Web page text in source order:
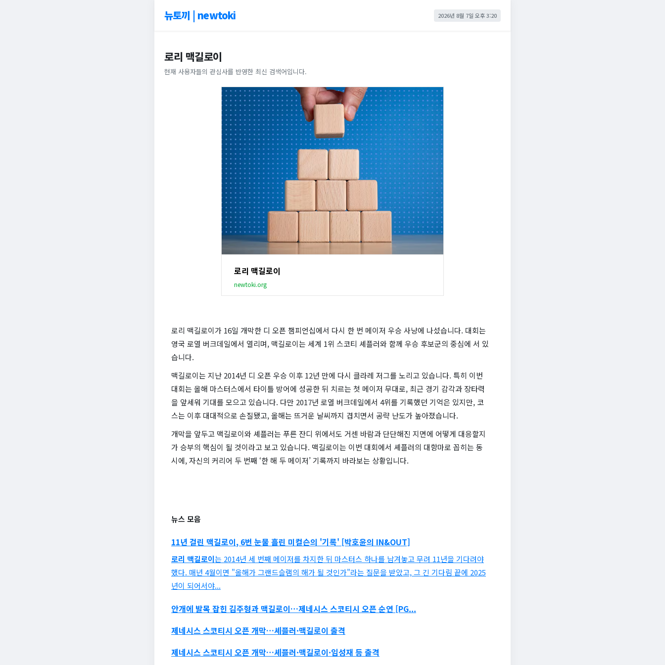
뉴토끼 | newtoki 2026년 8월 7일 오후 3:20
로리 맥길로이
현재 사용자들의 관심사를 반영한 최신 검색어입니다.
로리 맥길로이
newtoki.org
로리 맥길로이가 16일 개막한 디 오픈 챔피언십에서 다시 한 번 메이저 우승 사냥에 나섰습니다. 대회는
영국 로열 버크데일에서 열리며, 맥길로이는 세계 1위 스코티 셰플러와 함께 우승 후보군의 중심에 서 있
습니다.
맥길로이는 지난 2014년 디 오픈 우승 이후 12년 만에 다시 클라레 저그를 노리고 있습니다. 특히 이번
대회는 올해 마스터스에서 타이틀 방어에 성공한 뒤 치르는 첫 메이저 무대로, 최근 경기 감각과 장타력
을 앞세워 기대를 모으고 있습니다. 다만 2017년 로열 버크데일에서 4위를 기록했던 기억은 있지만, 코
스는 이후 대대적으로 손질됐고, 올해는 뜨거운 날씨까지 겹치면서 공략 난도가 높아졌습니다.
개막을 앞두고 맥길로이와 셰플러는 푸른 잔디 위에서도 거센 바람과 단단해진 지면에 어떻게 대응할지
가 승부의 핵심이 될 것이라고 보고 있습니다. 맥길로이는 이번 대회에서 셰플러의 대항마로 꼽히는 동
시에, 자신의 커리어 두 번째 ‘한 해 두 메이저’ 기록까지 바라보는 상황입니다.
뉴스 모음
11년 걸린 맥길로이, 6번 눈물 흘린 미컬슨의 '기록' [박호윤의 IN&OUT]
로리 맥길로이는 2014년 세 번째 메이저를 차지한 뒤 마스터스 하나를 남겨놓고 무려 11년을 기다려야
했다. 매년 4월이면 "올해가 그랜드슬램의 해가 될 것인가"라는 질문을 받았고, 그 긴 기다림 끝에 2025
년이 되어서야...
안개에 발목 잡힌 김주형과 맥길로이…제네시스 스코티시 오픈 순연 [PG...
제네시스 스코티시 오픈 개막…셰플러·맥길로이 출격
제네시스 스코티시 오픈 개막…셰플러·맥길로이·임성재 등 출격